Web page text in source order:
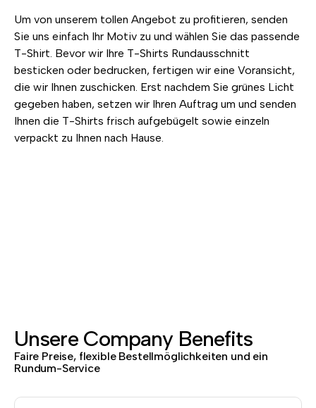
Um von unserem tollen Angebot zu profitieren, senden
Sie uns einfach Ihr Motiv zu und wählen Sie das passende
T-Shirt. Bevor wir Ihre T-Shirts Rundausschnitt
besticken oder bedrucken, fertigen wir eine Voransicht,
die wir Ihnen zuschicken. Erst nachdem Sie grünes Licht
gegeben haben, setzen wir Ihren Auftrag um und senden
Ihnen die T-Shirts frisch aufgebügelt sowie einzeln
verpackt zu Ihnen nach Hause.
Unsere Company Benefits
Faire Preise, flexible Bestellmöglichkeiten und ein
Rundum-Service